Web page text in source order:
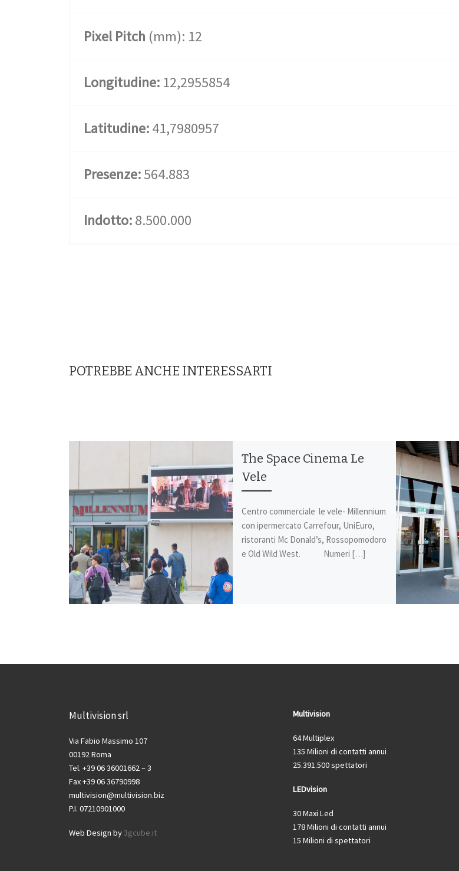
Pixel Pitch (mm): 12
Longitudine:12,2955854
Latitudine:41,7980957
Presenze:564.883
Indotto:8.500.000
POTREBBE ANCHE INTERESSARTI
The Space Cinema Le
Vele
Centro commerciale le vele- Millennium
con ipermercato Carrefour, UniEuro,
ristoranti Mc Donald’s, Rossopomodoro
e Old Wild West. Numeri […]
Multivision srl
Via Fabio Massimo 107
00192 Roma
Tel. +39 06 36001662 – 3
Fax +39 06 36790998
multivision@multivision.biz
P.I. 07210901000
Web Design by3gcube.it
Multivision
64 Multiplex
135 Milioni di contatti annui
25.391.500 spettatori
LEDvision
30 Maxi Led
178 Milioni di contatti annui
15 Milioni di spettatori